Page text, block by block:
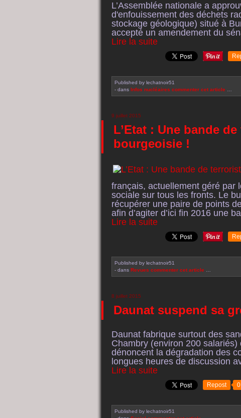
L’Assemblée nationale a
d'enfouissement des déchets
stockage géologique) situé à
accepté un amendement du
Lire la suite
Published by lechatnoir51
- dans Infos nucléaires commenter cet article
9 juillet 2015
L’Etat : Une bande
bourgeoisie !
français, actuellement géré par
sociale sur tous les fronts. Le
récupérer une paire de points
afin d’agiter d’ici fin 2016 une
Lire la suite
Published by lechatnoir51
- dans Revues commenter cet article
8 juillet 2015
Daunat suspend sa
Daunat fabrique surtout des
Chambry (environ 200
dénoncent la dégradation des
longues heures de discussion
Lire la suite
Repost 0
Published by lechatnoir51